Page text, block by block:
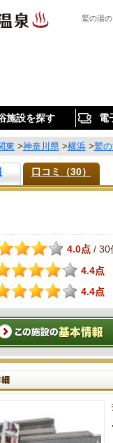
鷲の湯
施設を探す 電
東 >神奈川県>横浜>鷲
口コミ（30）
4.0点 / 30
4.4点
4.4点